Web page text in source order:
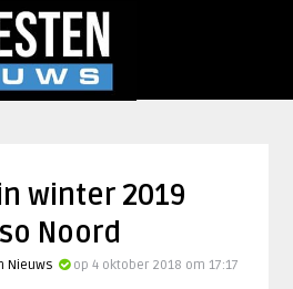
winter 2019
Noord
Nieuws op 4 oktober 2018 om 17:17